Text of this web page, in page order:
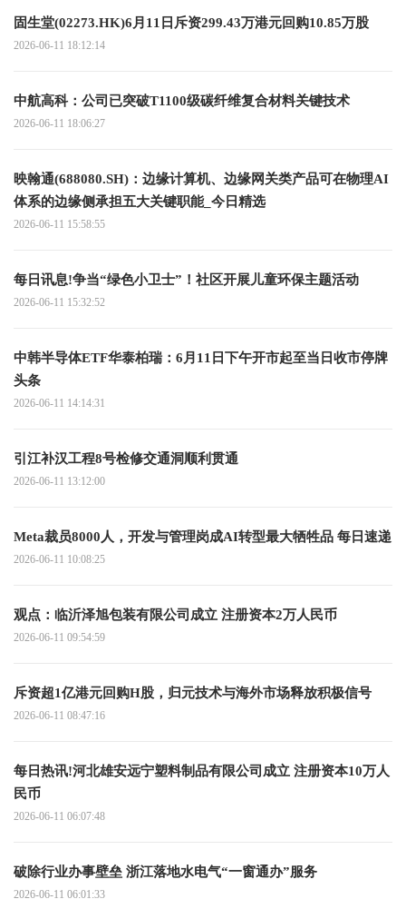
固生堂(02273.HK)6月11日斥资299.43万港元回购10.85万股
2026-06-11 18:12:14
中航高科：公司已突破T1100级碳纤维复合材料关键技术
2026-06-11 18:06:27
映翰通(688080.SH)：边缘计算机、边缘网关类产品可在物理AI
体系的边缘侧承担五大关键职能_今日精选
2026-06-11 15:58:55
每日讯息!争当“绿色小卫士”！社区开展儿童环保主题活动
2026-06-11 15:32:52
中韩半导体ETF华泰柏瑞：6月11日下午开市起至当日收市停牌
头条
2026-06-11 14:14:31
引江补汉工程8号检修交通洞顺利贯通
2026-06-11 13:12:00
Meta裁员8000人，开发与管理岗成AI转型最大牺牲品 每日速递
2026-06-11 10:08:25
观点：临沂泽旭包装有限公司成立 注册资本2万人民币
2026-06-11 09:54:59
斥资超1亿港元回购H股，归元技术与海外市场释放积极信号
2026-06-11 08:47:16
每日热讯!河北雄安远宁塑料制品有限公司成立 注册资本10万人
民币
2026-06-11 06:07:48
破除行业办事壁垒 浙江落地水电气“一窗通办”服务
2026-06-11 06:01:33